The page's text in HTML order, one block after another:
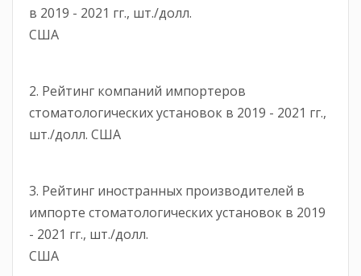
в 2019 - 2021 гг., шт./долл.
США
2. Рейтинг компаний импортеров
стоматологических установок в 2019 - 2021 гг.,
шт./долл. США
3. Рейтинг иностранных производителей в
импорте стоматологических установок в 2019
- 2021 гг., шт./долл.
США